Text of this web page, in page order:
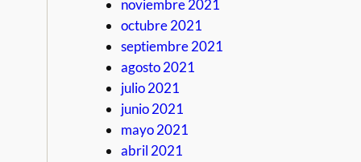
noviembre 2021
octubre 2021
septiembre 2021
agosto 2021
julio 2021
junio 2021
mayo 2021
abril 2021